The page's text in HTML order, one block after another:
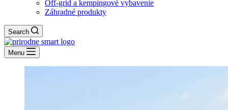
Off-grid a kempingové vybavenie
Záhradné produkty
Search
Menu